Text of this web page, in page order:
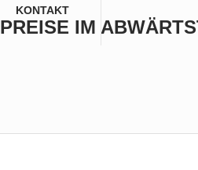
KONTAKT
PREISE IM